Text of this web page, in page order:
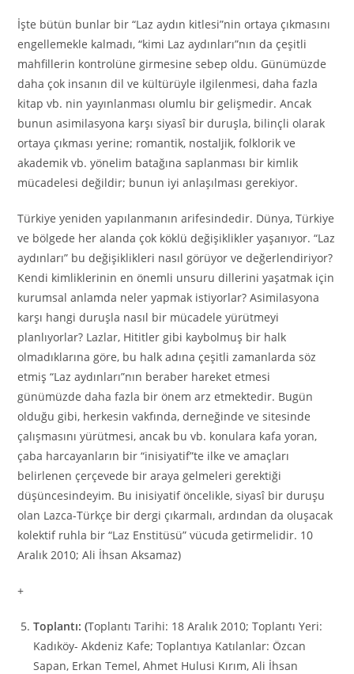
İşte bütün bunlar bir “Laz aydın kitlesi”nin ortaya çıkmasını
engellemekle kalmadı, “kimi Laz aydınları”nın da çeşitli
mahfillerin kontrolüne girmesine sebep oldu. Günümüzde
daha çok insanın dil ve kültürüyle ilgilenmesi, daha fazla
kitap vb. nin yayınlanması olumlu bir gelişmedir. Ancak
bunun asimilasyona karşı siyasî bir duruşla, bilinçli olarak
ortaya çıkması yerine; romantik, nostaljik, folklorik ve
akademik vb. yönelim batağına saplanması bir kimlik
mücadelesi değildir; bunun iyi anlaşılması gerekiyor.
Türkiye yeniden yapılanmanın arifesindedir. Dünya, Türkiye
ve bölgede her alanda çok köklü değişiklikler yaşanıyor. “Laz
aydınları” bu değişiklikleri nasıl görüyor ve değerlendiriyor?
Kendi kimliklerinin en önemli unsuru dillerini yaşatmak için
kurumsal anlamda neler yapmak istiyorlar? Asimilasyona
karşı hangi duruşla nasıl bir mücadele yürütmeyi
planlıyorlar? Lazlar, Hititler gibi kaybolmuş bir halk
olmadıklarına göre, bu halk adına çeşitli zamanlarda söz
etmiş “Laz aydınları”nın beraber hareket etmesi
günümüzde daha fazla bir önem arz etmektedir. Bugün
olduğu gibi, herkesin vakfında, derneğinde ve sitesinde
çalışmasını yürütmesi, ancak bu vb. konulara kafa yoran,
çaba harcayanların bir “inisiyatif”te ilke ve amaçları
belirlenen çerçevede bir araya gelmeleri gerektiği
düşüncesindeyim. Bu inisiyatif öncelikle, siyasî bir duruşu
olan Lazca-Türkçe bir dergi çıkarmalı, ardından da oluşacak
kolektif ruhla bir “Laz Enstitüsü” vücuda getirmelidir. 10
Aralık 2010; Ali İhsan Aksamaz)
+
Toplantı: (Toplantı Tarihi: 18 Aralık 2010; Toplantı Yeri:
Kadıköy- Akdeniz Kafe; Toplantıya Katılanlar: Özcan
Sapan, Erkan Temel, Ahmet Hulusi Kırım, Ali İhsan